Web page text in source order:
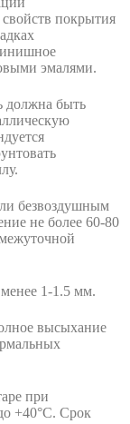
покрытия
эмалями.
должна быть
безвоздушным
не более 60-80
1-1.5 мм.
высыхание
при
+40°С. Срок